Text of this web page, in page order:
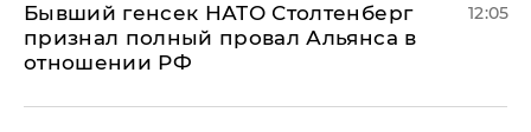
Бывший генсек НАТО Столтенберг
признал полный провал Альянса в
отношении РФ
12:05